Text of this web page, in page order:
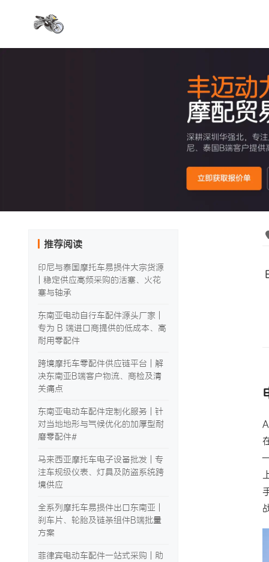
推荐阅读
印尼与泰国摩托车易损件大宗货源
| 稳定供应高频采购的活塞、火花
塞与轴承
东南亚电动自行车配件源头厂家 |
专为 B 端进口商提供的低成本、高
耐用零配件
跨境摩托车零配件供应链平台 | 解
决东南亚B端客户物流、商检及清
关痛点
东南亚电动车配件定制化服务 | 针
对当地地形与气候优化的加厚型耐
磨零配件#
马来西亚摩托车电子设备批发 | 专
注车规级仪表、灯具及防盗系统跨
境供应
全系列摩托车易损件出口东南亚 |
刹车片、轮胎及链条组件B端批量
方案
菲律宾电动车配件一站式采购 | 助